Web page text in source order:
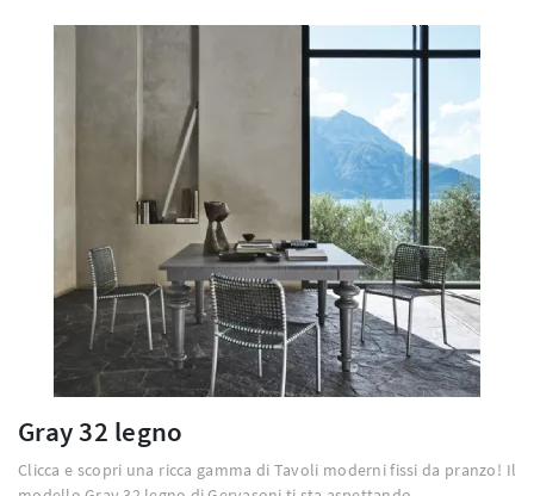
Gray 32 legno
Clicca e scopri una ricca gamma di Tavoli moderni fissi da pranzo! Il